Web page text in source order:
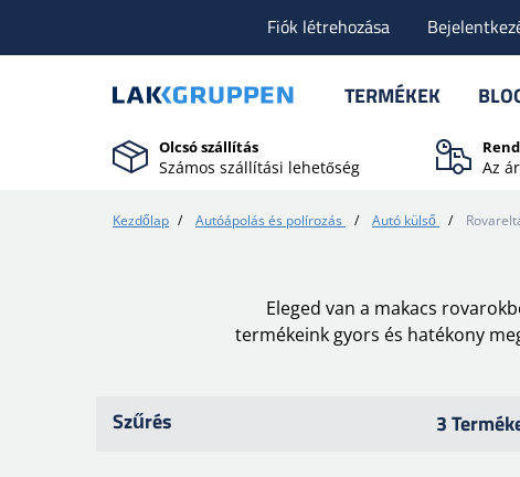
Fiók létrehozása
TERMÉKEK
Olcsó szállítás
Számos szállítási lehetőség Az
Kezdőlap / Autóápolás és polírozás / Autó külső /
Eleged van a makacs
termékeink gyors és hatékony
Szűrés 3